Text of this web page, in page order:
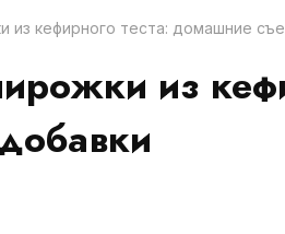
кефирного теста: домашние
из